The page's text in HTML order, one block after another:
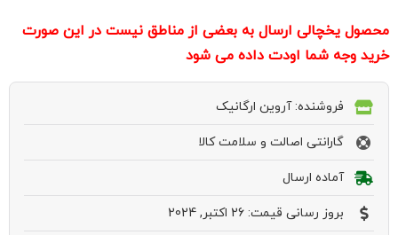
محصول یخچالی ارسال به بعضی از مناطق نیست در این صورت
خرید وجه شما اودت داده می شود
فروشنده: آروین ارگانیک
گارانتی اصالت و سلامت کالا
آماده ارسال
بروز رسانی قیمت: 26 اکتبر, 2024